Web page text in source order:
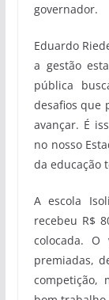
governador.
Eduardo
a gestão
pública
desafios que
avançar. É
no nosso
da educação
A escola
recebeu R$
colocada.
premiadas,
competição,